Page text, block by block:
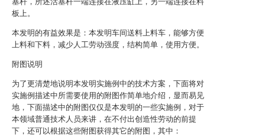
板上。
本发明的有益效果是：本发明车间送料上料车，能够方便
上料和下料，减少人工劳动强度，结构简单，使用方便。
附图说明
为了更清楚地说明本发明实施例中的技术方案，下面将对
实施例描述中所需要使用的附图作简单地介绍，显而易见
地，下面描述中的附图仅仅是本发明的一些实施例，对于
本领域普通技术人员来讲，在不付出创造性劳动的前提
下，还可以根据这些附图获得其它的附图，其中：